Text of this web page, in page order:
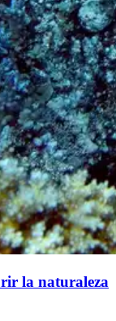
la naturaleza